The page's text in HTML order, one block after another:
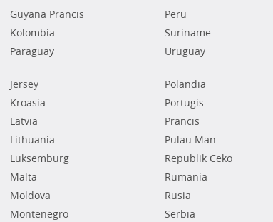
Guyana Prancis
Kolombia
Paraguay
Peru
Suriname
Uruguay
Jersey
Kroasia
Latvia
Lithuania
Luksemburg
Malta
Moldova
Montenegro
Polandia
Portugis
Prancis
Pulau Man
Republik Ceko
Rumania
Rusia
Serbia